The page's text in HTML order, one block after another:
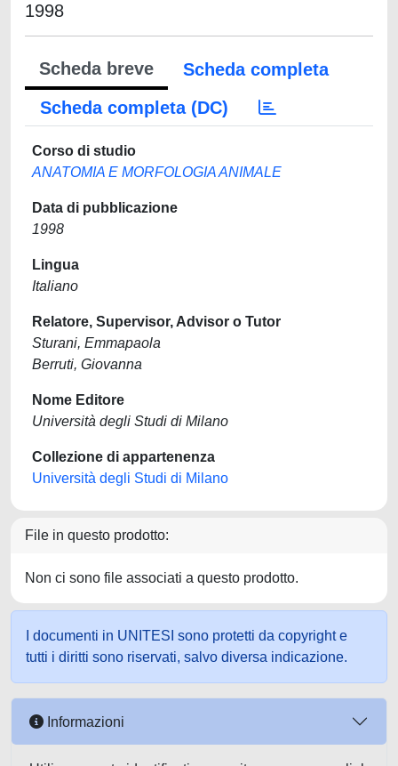
1998
Scheda breve
Scheda completa
Scheda completa (DC)
Corso di studio
ANATOMIA E MORFOLOGIA ANIMALE
Data di pubblicazione
1998
Lingua
Italiano
Relatore, Supervisor, Advisor o Tutor
Sturani, Emmapaola
Berruti, Giovanna
Nome Editore
Università degli Studi di Milano
Collezione di appartenenza
Università degli Studi di Milano
File in questo prodotto:
Non ci sono file associati a questo prodotto.
I documenti in UNITESI sono protetti da copyright e
tutti i diritti sono riservati, salvo diversa indicazione.
Informazioni